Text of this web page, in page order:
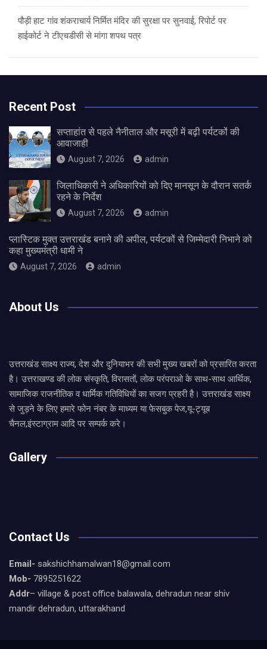
पौड़ी हाट गांव शंकराचार्य निर्मित मंदिर की सुरक्षा पर सुनवाई, रिपोर्ट पर
हाईकोर्ट ने टीएचडीसी से मांगा शपथ पत्र
Recent Post
सप्ताहांत से पहले नैनीताल और मसूरी में बढ़ी पर्यटकों की
आवाजाही
August 7, 2026 admin
जिलाधिकारी ने अधिकारियों को दिए मानसून के दौरान सतर्क
रहने के निर्देश
August 7, 2026 admin
प्लास्टिक मुक्त उत्तराखंड बनाने की अपील, पर्यटकों से जिम्मेदारी निभाने को
कहा मुख्यमंत्री धामी ने
August 7, 2026 admin
About Us
उत्तराखंड साक्ष्य राज्य, देश और दुनियाभर की सभी मुख्य खबरों को प्रसारित करता
है। उत्तराखण्ड की लोक संस्कृति, विरासतों, लोक परंपराओ के साथ-साथ आर्थिक,
सामाजिक राजनीतिक व धार्मिक गतिविधियों का सजग प्रहरी है। उत्तराखंड साक्ष्य
से जुड़ने के लिए हमारे फोन नंबर के माध्यम या फेसबुक पेज,यू-ट्यूब
चैनल,इंस्टाग्राम आदि पर सम्पर्क करे।
Gallery
Contact Us
Email- sakshichhamalwan18@gmail.com
Mob- 7895251622
Addr– village & post office balawala, dehradun near shiv
mandir dehradun, uttarakhand